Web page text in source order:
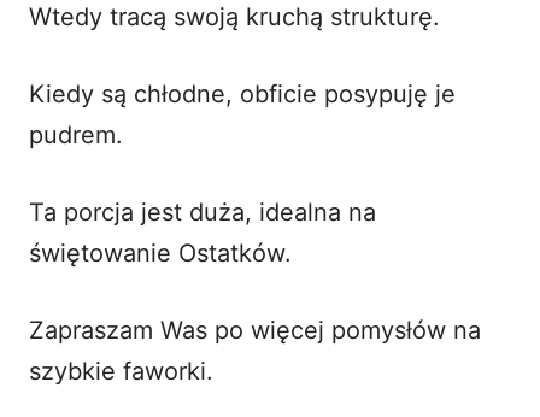
Wtedy tracą swoją kruchą strukturę.
Kiedy są chłodne, obficie posypuję je
pudrem.
Ta porcja jest duża, idealna na
świętowanie Ostatków.
Zapraszam Was po więcej pomysłów na
szybkie faworki.